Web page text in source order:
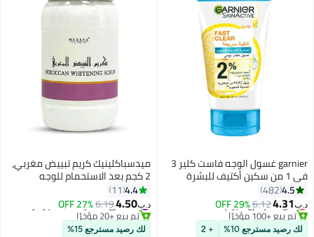
garnier غسول الوجه فاست كلير 3
في 1 من سكين أكتيف للبشرة
المعرضة لحب الشباب مع حمض
الساليسيليك وفيتامين سي، 150 مل
4.5
482
د.ب‏4.31
6.12
29% OFFأقل سعر في 7 يوم
تم بيع +100 مؤخرًا
أقل سعر في 7 يوم
لك رصيد مسترجع 10% + 2
ميدسباكلينيك كريم تبييض مغربي،
2 كجم بعد الاستحمام للوجه
ومستخلصات طبيعية، منعم
ومرطب.
4.4
11
د.ب‏4.50
6.19
27% OFF تم بيع +20 مؤخرًا
لك رصيد مسترجع 15%